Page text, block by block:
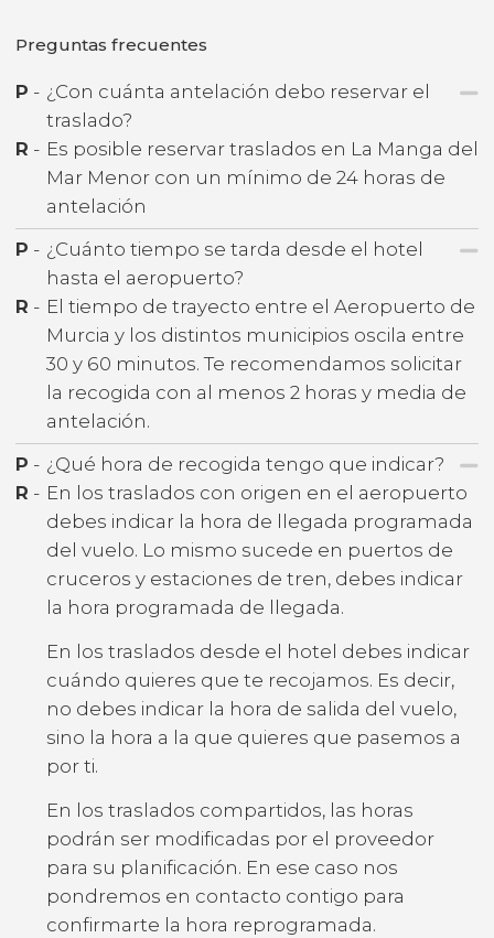
Preguntas frecuentes
P - ¿Con cuánta antelación debo reservar el
traslado?
R - Es posible reservar traslados en La Manga del
Mar Menor con un mínimo de 24 horas de
antelación
P - ¿Cuánto tiempo se tarda desde el hotel
hasta el aeropuerto?
R - El tiempo de trayecto entre el Aeropuerto de
Murcia y los distintos municipios oscila entre
30 y 60 minutos. Te recomendamos solicitar
la recogida con al menos 2 horas y media de
antelación.
P - ¿Qué hora de recogida tengo que indicar?
R - En los traslados con origen en el aeropuerto
debes indicar la hora de llegada programada
del vuelo. Lo mismo sucede en puertos de
cruceros y estaciones de tren, debes indicar
la hora programada de llegada.
En los traslados desde el hotel debes indicar
cuándo quieres que te recojamos. Es decir,
no debes indicar la hora de salida del vuelo,
sino la hora a la que quieres que pasemos a
por ti.
En los traslados compartidos, las horas
podrán ser modificadas por el proveedor
para su planificación. En ese caso nos
pondremos en contacto contigo para
confirmarte la hora reprogramada.